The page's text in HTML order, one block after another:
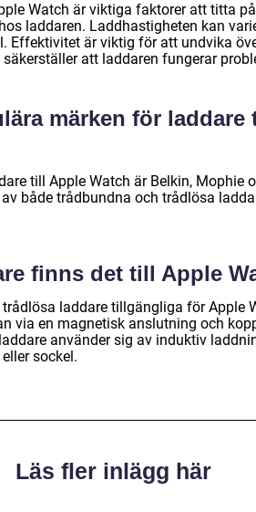
Watch är viktiga faktorer att titta
laddaren. Laddhastigheten kan
Effektivitet är viktig för att undvika
att laddaren fungerar
märken för laddare
till Apple Watch är Belkin, Mophie
både trådbundna och trådlösa
finns det till Apple
laddare tillgängliga för Apple
via en magnetisk anslutning och
använder sig av induktiv
sockel.
Läs fler inlägg här